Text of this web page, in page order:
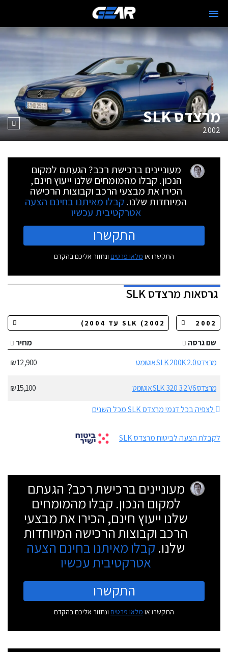
מרצדס SLK
2002
מעוניינים ברכישת רכב? הגעתם למקום
הנכון. קבלו מהמומחים שלנו ייעוץ חינם,
הכירו את מבצעי הרכב וקבוצות הרכישה
המיוחדות שלנו. קבלו מאיתנו בחינם הצעה
אטרקטיבית עכשיו
התקשרו
התקשרו או מלאו פרטים ונחזור אליכם בהקדם
גרסאותמרצדס SLK
שם גרסה
מחיר
מרצדס SLK 200K 2.0 אוטומט
12,900 ₪
מרצדס SLK 320 3.2 V6 אוטומט
15,100 ₪
לצפיה בכל דגמי מרצדס SLK מכל השנים
לקבלת הצעה לביטוח מרצדס SLK
מעוניינים ברכישת רכב? הגעתם
למקום הנכון. קבלו מהמומחים
שלנו ייעוץ חינם, הכירו את מבצעי
הרכב וקבוצות הרכישה המיוחדות
שלנו. קבלו מאיתנו בחינם הצעה
אטרקטיבית עכשיו
התקשרו
התקשרו או מלאו פרטים ונחזור אליכם בהקדם